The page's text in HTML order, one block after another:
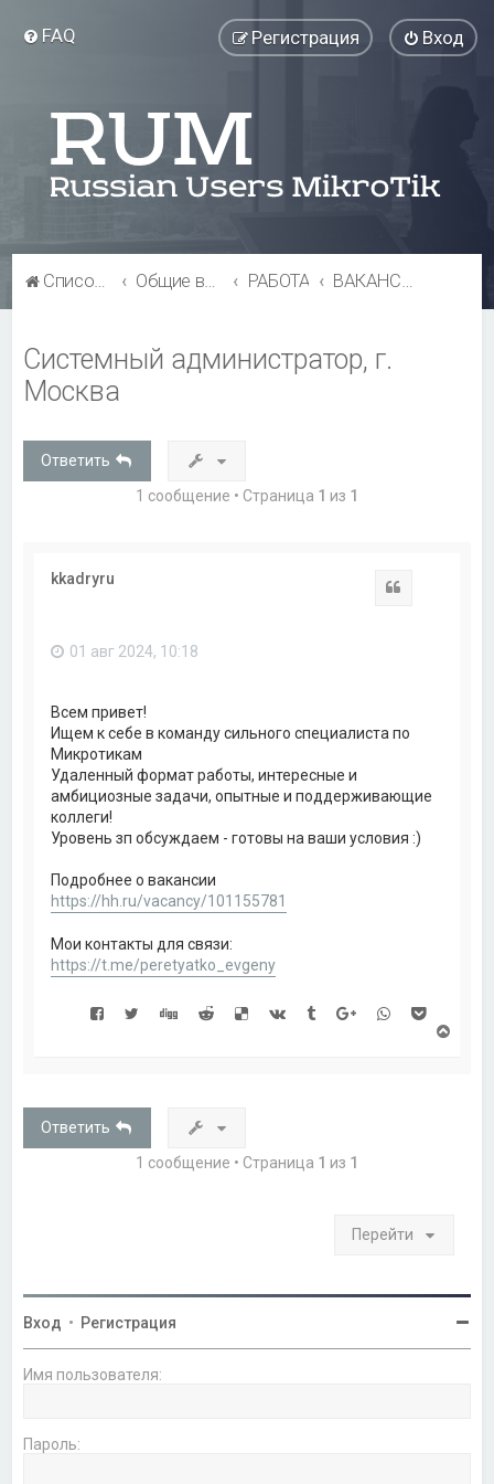
FAQ Вход
Регистрация
Список форумов Общие вопросы РАБОТА ВАКАНСИИ
Системный администратор, г.
Москва
Ответить
1 сообщение • Страница 1 из 1
kkadryru
01 авг 2024, 10:18
Всем привет!
Ищем к себе в команду сильного специалиста по
Микротикам
Удаленный формат работы, интересные и
амбициозные задачи, опытные и поддерживающие
коллеги!
Уровень зп обсуждаем - готовы на ваши условия :)
Подробнее о вакансии
https://hh.ru/vacancy/101155781
Мои контакты для связи:
https://t.me/peretyatko_evgeny
у
Ответить
1 сообщение • Страница 1 из 1
Перейти
Вход • Регистрация
Имя пользователя:
Пароль: